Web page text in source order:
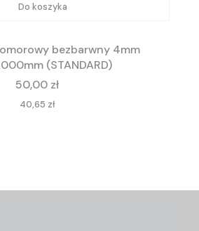
Do koszyka
bezbarwny 4mm
(STANDARD)
Cena
50,00 zł
Cena
40,65 zł